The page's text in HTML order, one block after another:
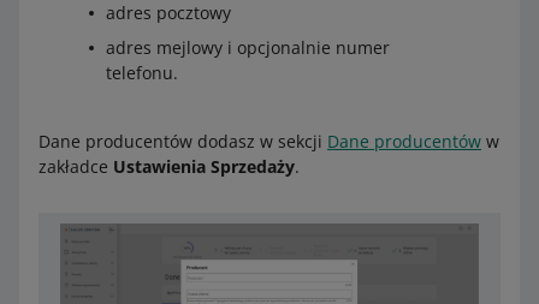
adres pocztowy
adres mejlowy i opcjonalnie numer
telefonu.
Dane producentów dodasz w sekcji Dane producentów w
zakładce Ustawienia Sprzedaży.